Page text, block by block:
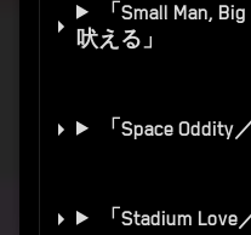
「Small Man,
吠える」
「Space Oddity
「Stadium